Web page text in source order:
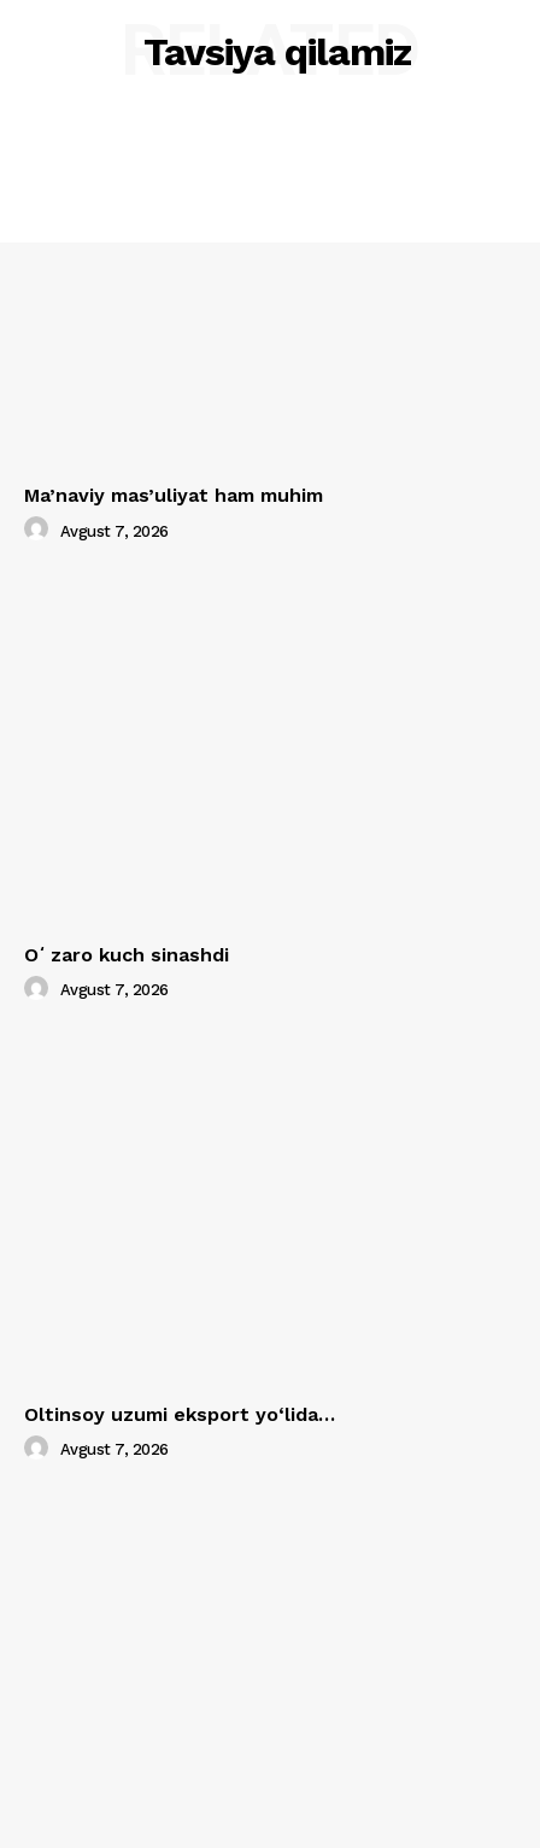
Tavsiya qilamiz
RELATED
Ma’naviy mas’uliyat ham muhim
Avgust 7, 2026
Oʻzaro kuch sinashdi
Avgust 7, 2026
Oltinsoy uzumi eksport yo‘lida…
Avgust 7, 2026